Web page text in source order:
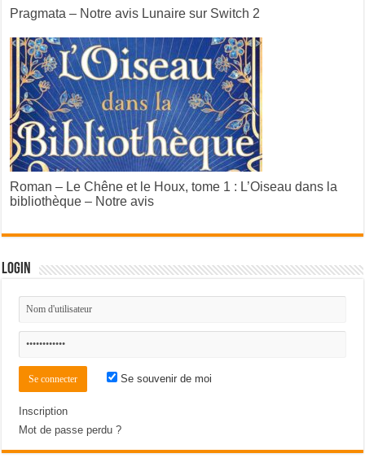
Pragmata – Notre avis Lunaire sur Switch 2
Roman – Le Chêne et le Houx, tome 1 : L’Oiseau dans la
bibliothèque – Notre avis
Login
Se souvenir de moi
Inscription
Mot de passe perdu ?